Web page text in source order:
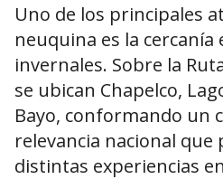
Uno de los principales
neuquina es la
invernales. Sobre la
se ubican Chapelco,
Bayo, conformando un
relevancia nacional
distintas experiencias